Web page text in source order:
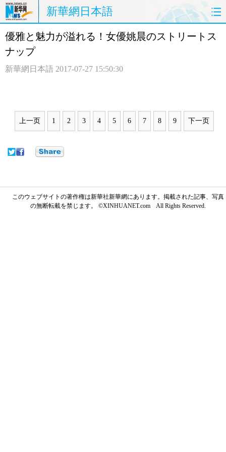
新華網日本語
ホームページ 政治 経済
中日対訳
優雅と魅力が溢れる！女優姚晨のストリートス
ナップ
新華網日本語 2017-07-27 15:50:30
上一页 1 2 3 4 5 6 7 8 9 下一页
このウェブサイトの著作権は新華社新華網にあります。掲載された記事、写真
の無断転載を禁じます。 ©XINHUANET.com All Rights Reserved.